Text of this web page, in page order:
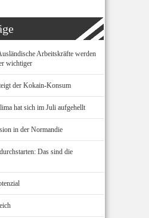
Arbeitskräfte werden
wichtiger
der Kokain-Konsum
hat sich im Juli aufgehellt
in der Normandie
Das sind die